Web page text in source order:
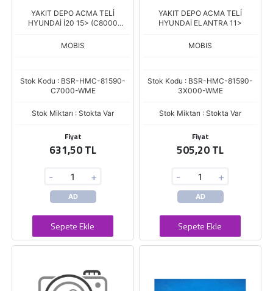
YAKIT DEPO ACMA TELİ
HYUNDAİ İ20 15> (C8000
MOBIS
Stok Kodu : BSR-HMC-81590-
C7000-WME
Stok Miktarı : Stokta Var
Fiyat
631,50 TL
- +
AD
Sepete Ekle
YAKIT DEPO ACMA TELİ
HYUNDAİ ELANTRA 11>
MOBIS
Stok Kodu : BSR-HMC-81590-
3X000-WME
Stok Miktarı : Stokta Var
Fiyat
505,20 TL
- +
AD
Sepete Ekle